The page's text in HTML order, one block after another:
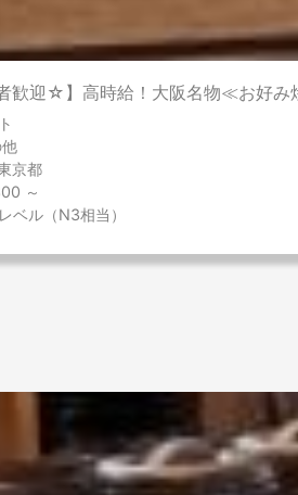
歓迎☆】高時給！大阪名物≪お好
京都
～
ベル（N3相当）